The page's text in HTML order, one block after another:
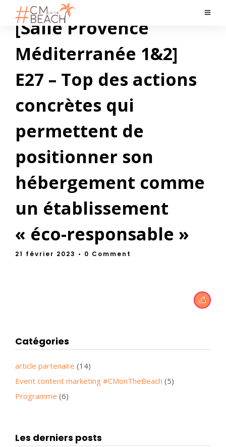
[Salle Provence
Méditerranée 1&2]
E27 – Top des actions
concrètes qui
permettent de
positionner son
hébergement comme
un établissement
« éco-responsable »
21 février 2023 • 0 Comment
Catégories
article partenaire (14)
Event content marketing #CMonTheBeach (5)
Programme (6)
Les derniers posts